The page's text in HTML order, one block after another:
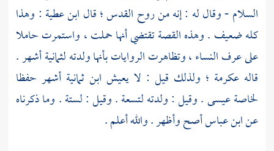
السلام - وقال له : إنه من روح القدس ؛ قال ابن عطية : وهذا
كله ضعيف . وهذه القصة تقتضي أنها حملت ، واستمرت حاملا
على عرف النساء ، وتظاهرت الروايات بأنها ولدته لثمانية أشهر .
قالهعكرمة ؛ ولذلك قيل : لا يعيش ابن ثمانية أشهر حفظا
لخاصةعيسى. وقيل : ولدته لتسعة . وقيل : لستة . وما ذكرناه
عنابن عباسأصح وأظهر . والله أعلم .